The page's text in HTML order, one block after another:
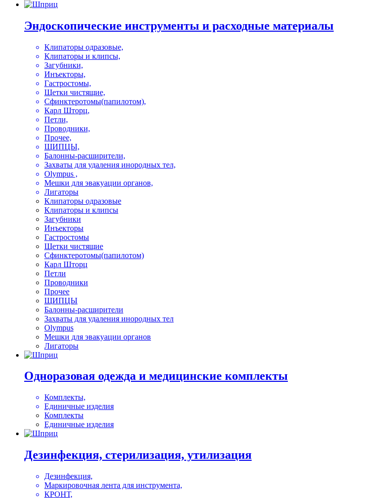
Эндоскопические инструменты и расходные материалы
Клипаторы одразовые,
Клипаторы и клипсы,
Загубники,
Инъекторы,
Гастростомы,
Щетки чистящие,
Сфинктеротомы(папилотом),
Карл Шторц,
Петли,
Проводники,
Прочее,
ЩИПЦЫ,
Балонны-расширители,
Захваты для удаления инородных тел,
Olympus ,
Мешки для эвакуации органов,
Лигаторы
Клипаторы одразовые
Клипаторы и клипсы
Загубники
Инъекторы
Гастростомы
Щетки чистящие
Сфинктеротомы(папилотом)
Карл Шторц
Петли
Проводники
Прочее
ЩИПЦЫ
Балонны-расширители
Захваты для удаления инородных тел
Olympus
Мешки для эвакуации органов
Лигаторы
Одноразовая одежда и медицинские комплекты
Комплекты,
Единичные изделия
Комплекты
Единичные изделия
Дезинфекция, стерилизация, утилизация
Дезинфекция,
Маркировочная лента для инструмента,
КРОНТ,